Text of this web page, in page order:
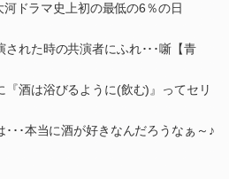
ドラマ史上初の最低の6％の日
れた時の共演者にふれ･･･噺【青
酒は浴びるように(飲む)』ってセリ
･･本当に酒が好きなんだろうなぁ～♪